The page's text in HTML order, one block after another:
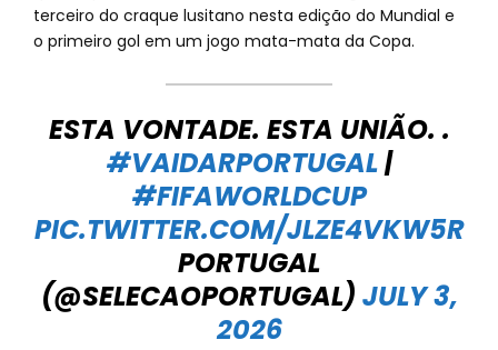
terceiro do craque lusitano nesta edição do Mundial e
o primeiro gol em um jogo mata-mata da Copa.
ESTA VONTADE. ESTA UNIÃO. .
#VAIDARPORTUGAL|
#FIFAWORLDCUP
PIC.TWITTER.COM/JLZE4VKW5R
PORTUGAL
(@SELECAOPORTUGAL) JULY 3,
2026